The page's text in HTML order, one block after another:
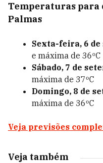
Temperaturas para
Palmas
Sexta-feira, 6
e máxima de 36ºC
Sábado, 7 de
máxima de 37ºC
Domingo, 8 de
máxima de 36ºC
Veja previsões
Veja também